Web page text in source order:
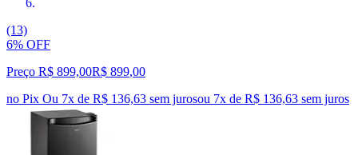
(13)
6% OFF
Preço R$ 899,00R$ 899,00
no Pix Ou 7x de R$ 136,63 sem jurosou 7x de R$ 136,63 sem juros